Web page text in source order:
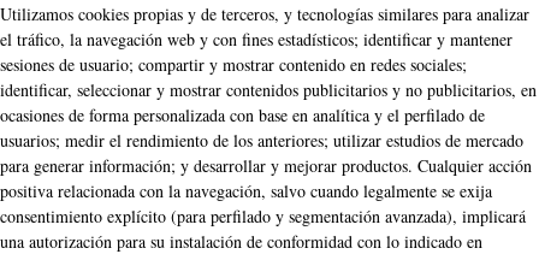
Utilizamos cookies propias y de terceros, y tecnologías similares para analizar
el tráfico, la navegación web y con fines estadísticos; identificar y mantener
sesiones de usuario; compartir y mostrar contenido en redes sociales;
identificar, seleccionar y mostrar contenidos publicitarios y no publicitarios, en
ocasiones de forma personalizada con base en analítica y el perfilado de
usuarios; medir el rendimiento de los anteriores; utilizar estudios de mercado
para generar información; y desarrollar y mejorar productos. Cualquier acción
positiva relacionada con la navegación, salvo cuando legalmente se exija
consentimiento explícito (para perfilado y segmentación avanzada), implicará
una autorización para su instalación de conformidad con lo indicado en